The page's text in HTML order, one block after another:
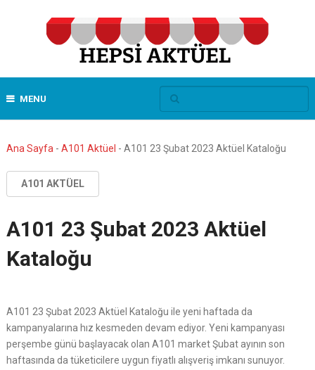
MENU
Ana Sayfa - A101 Aktüel - A101 23 Şubat 2023 Aktüel Kataloğu
A101 AKTÜEL
A101 23 Şubat 2023 Aktüel
Kataloğu
A101 23 Şubat 2023 Aktüel Kataloğu ile yeni haftada da
kampanyalarına hız kesmeden devam ediyor. Yeni kampanyası
perşembe günü başlayacak olan A101 market Şubat ayının son
haftasında da tüketicilere uygun fiyatlı alışveriş imkanı sunuyor.